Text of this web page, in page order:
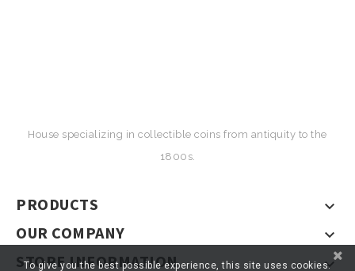
House specializing in collectible coins from antiquity to the
1800s.
PRODUCTS 
OUR COMPANY 
STORE INFORMATION 
To give you the best possible experience, this site uses cookies.